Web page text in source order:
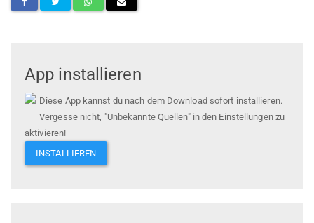
App installieren
Diese App kannst du nach dem Download sofort installieren.
Vergesse nicht, "Unbekannte Quellen" in den Einstellungen zu
aktivieren!
INSTALLIEREN